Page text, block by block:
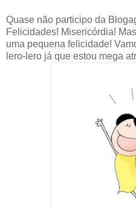
Quase não participo da
Felicidades! Misericórdia!
uma pequena felicidade!
lero-lero já que estou mega